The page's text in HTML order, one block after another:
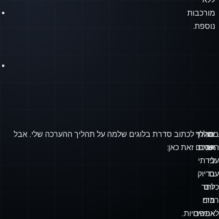
ייתן
את
במהלך
השנים
אז,
יש
יכולתי לכתוב סדרת בלוגים שלמה על תהליך ההערכה שלי, אבל
אסכם זאת כאן: